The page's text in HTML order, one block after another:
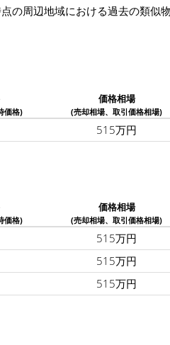
の周辺地域における過去の類似
価格)
価格相場
(売却相場、取引価格相場)
515万円
価格)
価格相場
(売却相場、取引価格相場)
515万円
515万円
515万円